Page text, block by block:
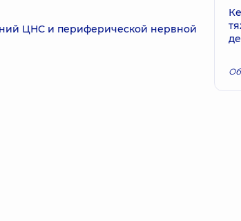
ЦНС и периферической нервной